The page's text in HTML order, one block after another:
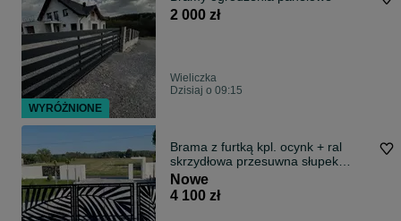
2 000 zł
Wieliczka
Dzisiaj o 09:15
Brama z furtką kpl. ocynk + ral
skrzydłowa przesuwna słupek
Wjazdowa
Nowe
4 100 zł
WYRÓŻNIONE